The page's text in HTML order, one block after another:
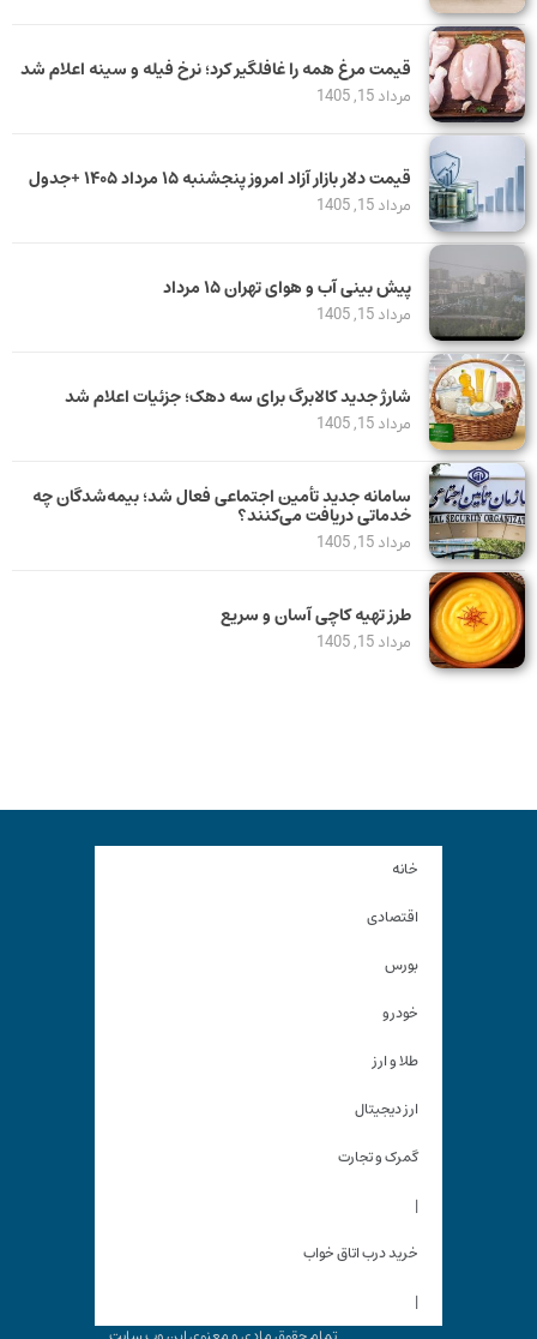
قیمت مرغ همه را غافلگیر کرد؛ نرخ فیله و سینه اعلام شد
مرداد 15, 1405
قیمت دلار بازار آزاد امروز پنجشنبه ۱۵ مرداد ۱۴۰۵ +جدول
مرداد 15, 1405
پیش بینی آب و هوای تهران ۱۵ مرداد
مرداد 15, 1405
شارژ جدید کالابرگ برای سه دهک؛ جزئیات اعلام شد
مرداد 15, 1405
سامانه جدید تأمین اجتماعی فعال شد؛ بیمه‌شدگان چه
خدماتی دریافت می‌کنند؟
مرداد 15, 1405
طرز تهیه کاچی آسان و سریع
مرداد 15, 1405
خانه
اقتصادی
بورس
خودرو
طلا و ارز
ارز دیجیتال
گمرک و تجارت
|
خرید درب اتاق خواب
|